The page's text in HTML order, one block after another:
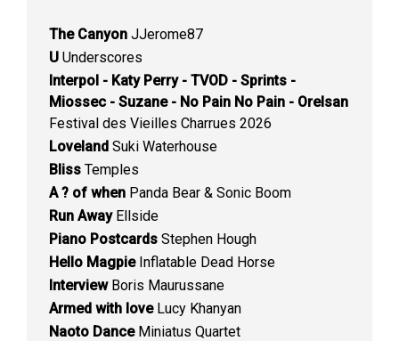
The Canyon JJerome87
U Underscores
Interpol - Katy Perry - TVOD - Sprints -
Miossec - Suzane - No Pain No Pain - Orelsan
Festival des Vieilles Charrues 2026
Loveland Suki Waterhouse
Bliss Temples
A ? of when Panda Bear & Sonic Boom
Run AwayEllside
Piano Postcards Stephen Hough
Hello MagpieInflatable Dead Horse
InterviewBoris Maurussane
Armed with loveLucy Khanyan
Naoto DanceMiniatus Quartet